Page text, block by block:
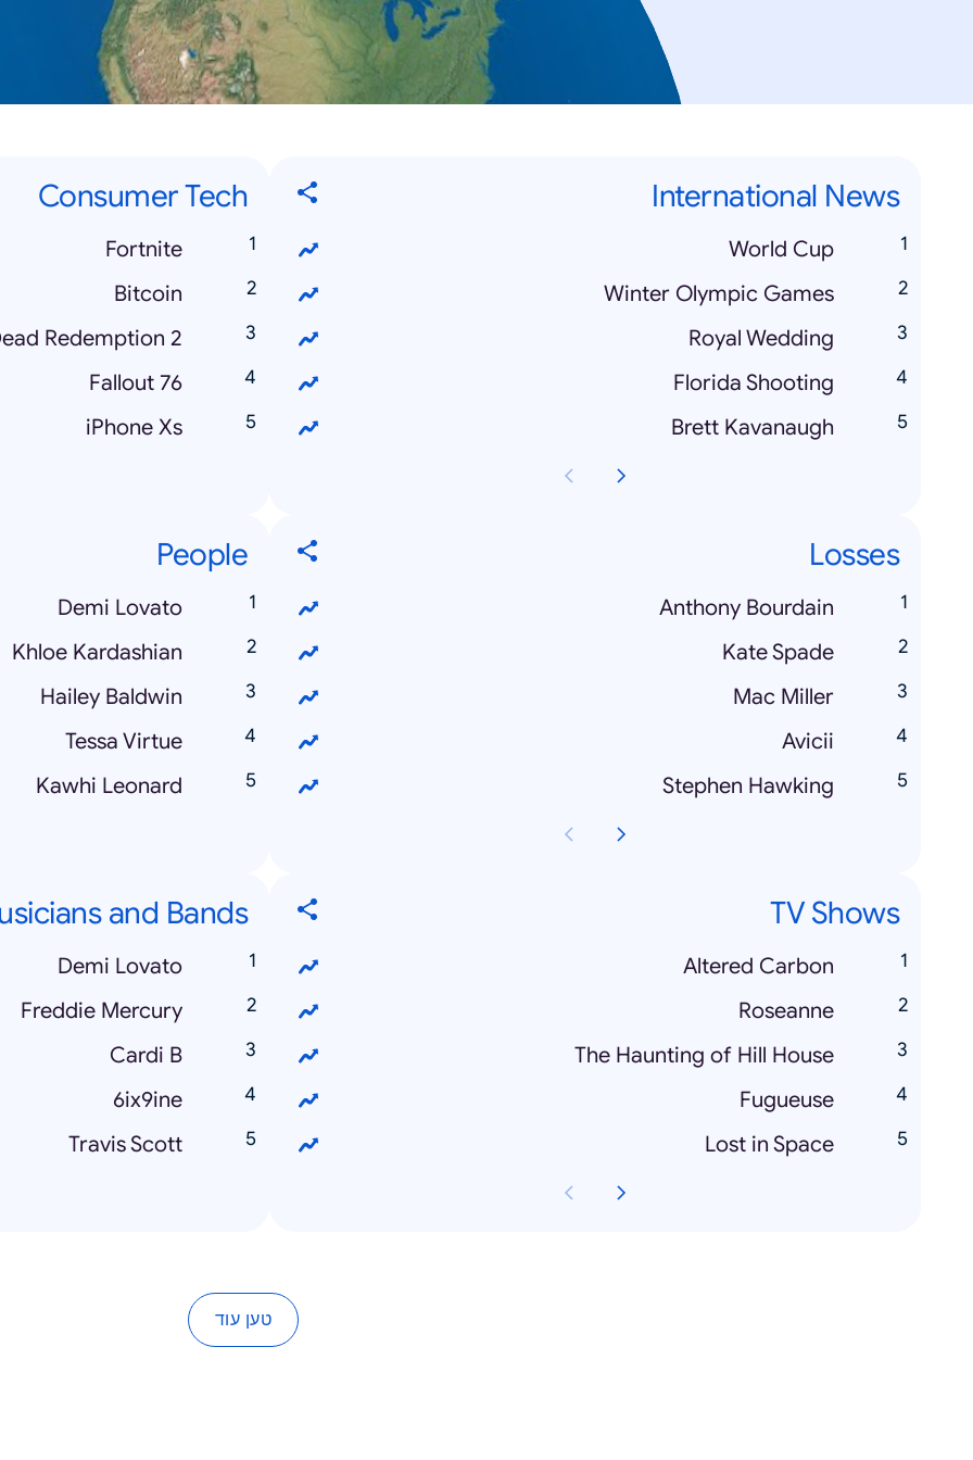
International News
World Cup
Winter Olympic Games
Royal Wedding
Florida Shooting
Brett Kavanaugh
Consumer Tech
Fortnite
Bitcoin
Redemption 2
Fallout 76
iPhone Xs
Losses
Anthony Bourdain
Kate Spade
Mac Miller
Avicii
Stephen Hawking
People
Demi Lovato
Khloe Kardashian
Hailey Baldwin
Tessa Virtue
Kawhi Leonard
TV Shows
Altered Carbon
Roseanne
The Haunting of Hill House
Fugueuse
Lost in Space
and Bands
Demi Lovato
Freddie Mercury
Cardi B
6ix9ine
Travis Scott
טען עוד